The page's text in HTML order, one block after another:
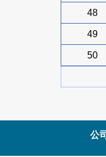
48
49
50
公